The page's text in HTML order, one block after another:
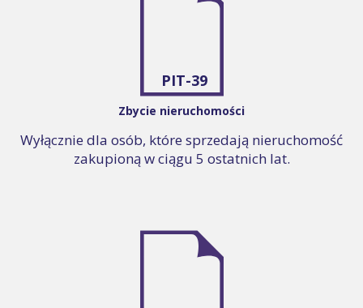
PIT-39
Zbycie nieruchomości
Wyłącznie dla osób, które sprzedają nieruchomość
zakupioną w ciągu 5 ostatnich lat.